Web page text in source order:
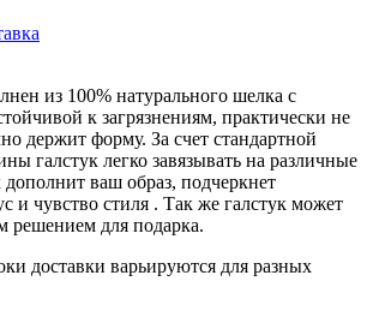
из 100% натурального шелка с
к загрязнениям, практически не
держит форму. За счет стандартной
галстук легко завязывать на различные
дополнит ваш образ, подчеркнет
и чувство стиля . Так же галстук может
решением для подарка.
доставки варьируются для разных